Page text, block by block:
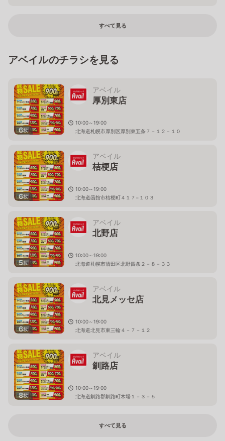
すべて見る
アベイルのチラシを見る
6枚
アベイル
厚別東店
10:00～19:00
北海道札幌市厚別区厚別東五条７－１２－１０
6枚
アベイル
桔梗店
10:00～19:00
北海道函館市桔梗町４１７−１０３
5枚
アベイル
北野店
10:00～19:00
北海道札幌市清田区北野四条２－８－３３
6枚
アベイル
北見メッセ店
10:00～19:00
北海道北見市東三輪４－７－１２
8枚
アベイル
釧路店
10:00～19:00
北海道釧路郡釧路町木場１－３－５
すべて見る